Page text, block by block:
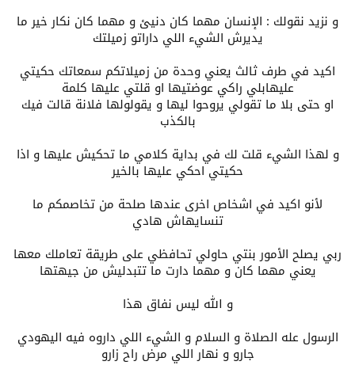
و نزيد نقولك : الإنسان مهما كان دنيئ و مهما كان نكار خير ما
يديرش الشيء اللي داراتو زميلتك
اكيد في طرف ثالث يعني وحدة من زميلاتكم سمعاتك حكيتي
عليهابلي راكي عوضتيها او قلتي عليها كلمة
او حتى بلا ما تقولي يروحوا ليها و يقولولها فلانة قالت فيك
بالكذب
و لهذا الشيء قلت لك في بداية كلامي ما تحكيش عليها و اذا
حكيتي احكي عليها بالخير
لأنو اكيد في اشخاص اخرى عندها صلحة من تخاصمكم ما
تنسايهاش هادي
ربي يصلح الأمور بنتي حاولي تحافظي على طريقة تعاملك معها
يعني مهما كان و مهما دارت ما تتبدليش من جيهتها
و الله ليس نفاق هذا
الرسول عله الصلاة و السلام و الشيء اللي داروه فيه اليهودي
جارو و نهار اللي مرض راح زارو